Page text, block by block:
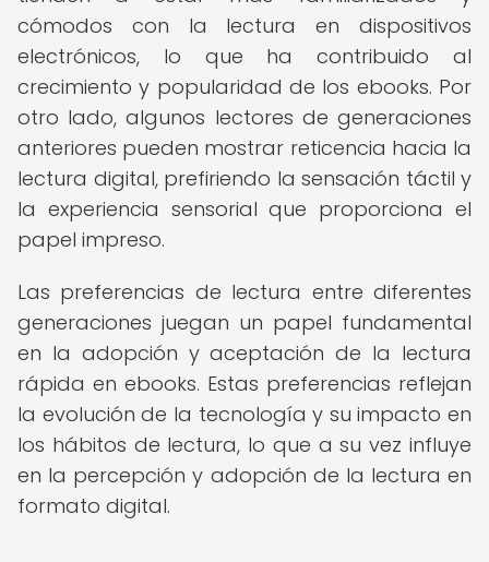
cómodos con la lectura en dispositivos
electrónicos, lo que ha contribuido al
crecimiento y popularidad de los ebooks. Por
otro lado, algunos lectores de generaciones
anteriores pueden mostrar reticencia hacia la
lectura digital, prefiriendo la sensación táctil y
la experiencia sensorial que proporciona el
papel impreso.
Las preferencias de lectura entre diferentes
generaciones juegan un papel fundamental
en la adopción y aceptación de la lectura
rápida en ebooks. Estas preferencias reflejan
la evolución de la tecnología y su impacto en
los hábitos de lectura, lo que a su vez influye
en la percepción y adopción de la lectura en
formato digital.